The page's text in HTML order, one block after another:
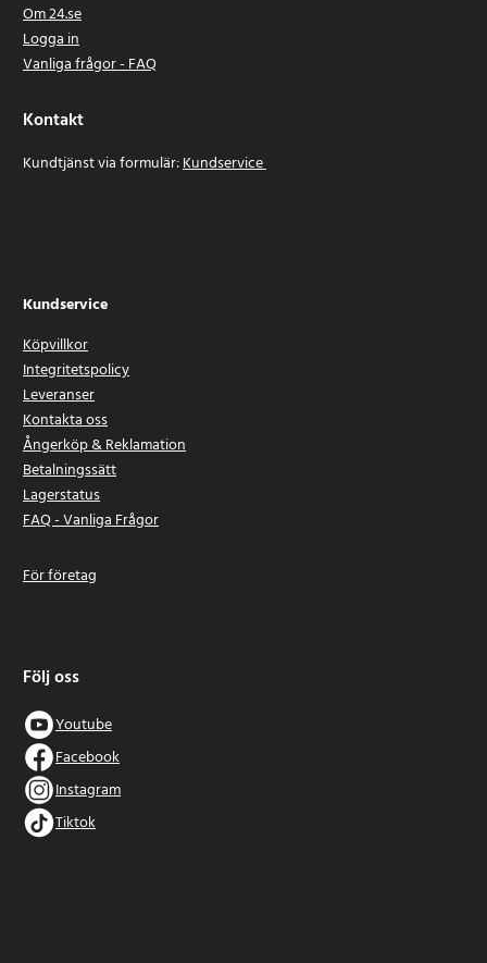
Om 24.se
Logga in
Vanliga frågor - FAQ
Kontakt
Kundtjänst via formulär:Kundservice
Kundservice
Köpvillkor
Integritetspolicy
Leveranser
Kontakta oss
Ångerköp & Reklamation
Betalningssätt
Lagerstatus
FAQ - Vanliga Frågor
För företag
Följ oss
Youtube
Facebook
Instagram
Tiktok